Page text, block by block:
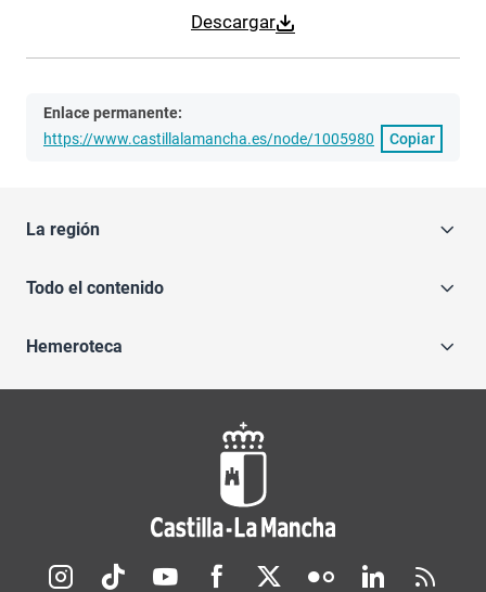
Descargar
Enlace permanente:
https://www.castillalamancha.es/node/1005980
Copiar
La región
Todo el contenido
Hemeroteca
Redes sociales JCCM